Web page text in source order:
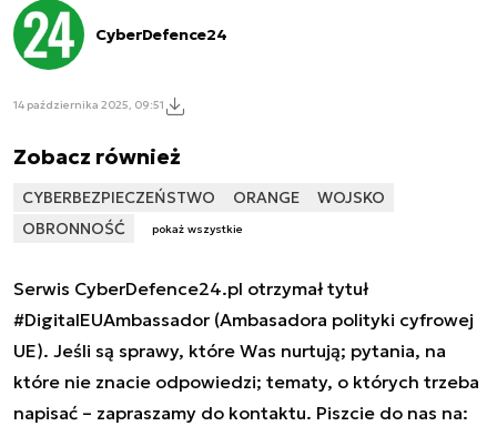
CyberDefence24
14 października 2025, 09:51
Zobacz również
CYBERBEZPIECZEŃSTWO ORANGE
WOJSKO
OBRONNOŚĆ
pokaż wszystkie
Serwis CyberDefence24.pl otrzymał tytuł
#DigitalEUAmbassador (Ambasadora polityki cyfrowej
UE). Jeśli są sprawy, które Was nurtują; pytania, na
które nie znacie odpowiedzi; tematy, o których trzeba
napisać – zapraszamy do kontaktu. Piszcie do nas na: